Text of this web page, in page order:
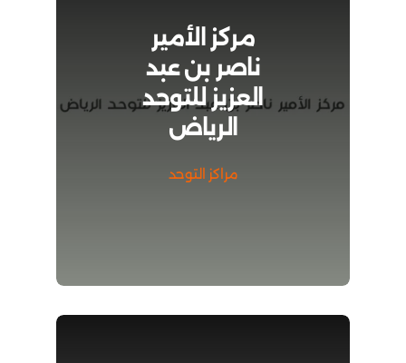
مركز الأمير
ناصر بن عبد
العزيز للتوحد
الرياض
مراكز التوحد